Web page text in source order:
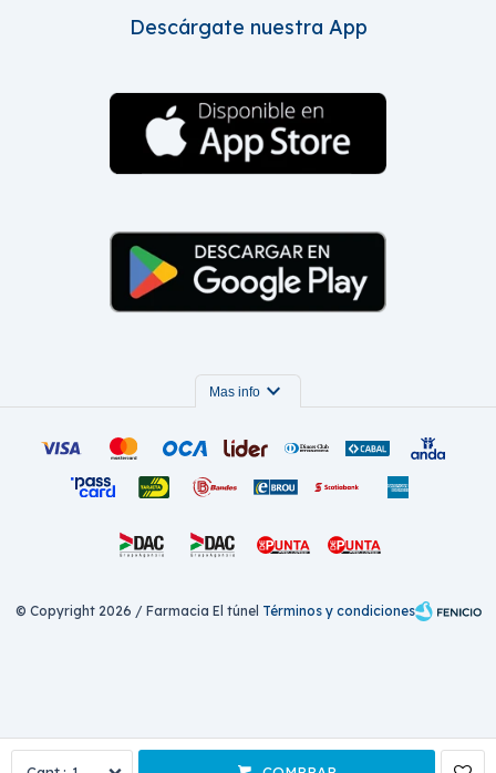
Descárgate nuestra App
Mas info expand_more
© Copyright 2026 / Farmacia El túnel Términos y condiciones